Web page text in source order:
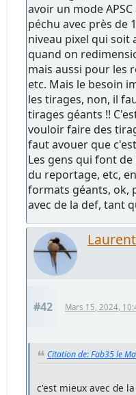
avoir un mode
péchu avec près de
niveau pixel qui soit
quand on
mais aussi pour les
etc. Mais le besoin
les tirages, non, il
tirages géants !!
vouloir faire des
faut avouer que
Les gens qui font
du reportage, etc,
formats géants, ok,
avec de la def, tant
#42 Mars 15, 2024,
Citation de: Fab35 le
c'est mieux avec de